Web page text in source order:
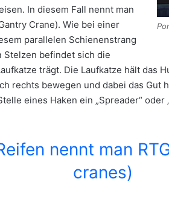
In diesem Fall nennt man
Crane). Wie bei einer
parallelen Schienenstrang
Stelzen befindet sich die
trägt. Die Laufkatze hält das
rechts bewegen und dabei das Gut
eines Haken ein „Spreader“
nennt man
cranes)